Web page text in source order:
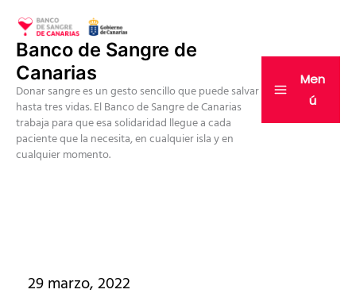
contenido
Banco de Sangre de
Canarias
Donar sangre es un gesto sencillo que puede salvar
hasta tres vidas. El Banco de Sangre de Canarias
trabaja para que esa solidaridad llegue a cada
paciente que la necesita, en cualquier isla y en
cualquier momento.
Men
ú
29 marzo, 2022